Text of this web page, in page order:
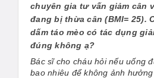
chuyên gia tư vấn giảm cân
đang bị thừa cân (BMI= 25).
dấm táo mèo có tác dụng
đúng không ạ?
Bác sĩ cho cháu hỏi nếu uống
bao nhiêu để không ảnh